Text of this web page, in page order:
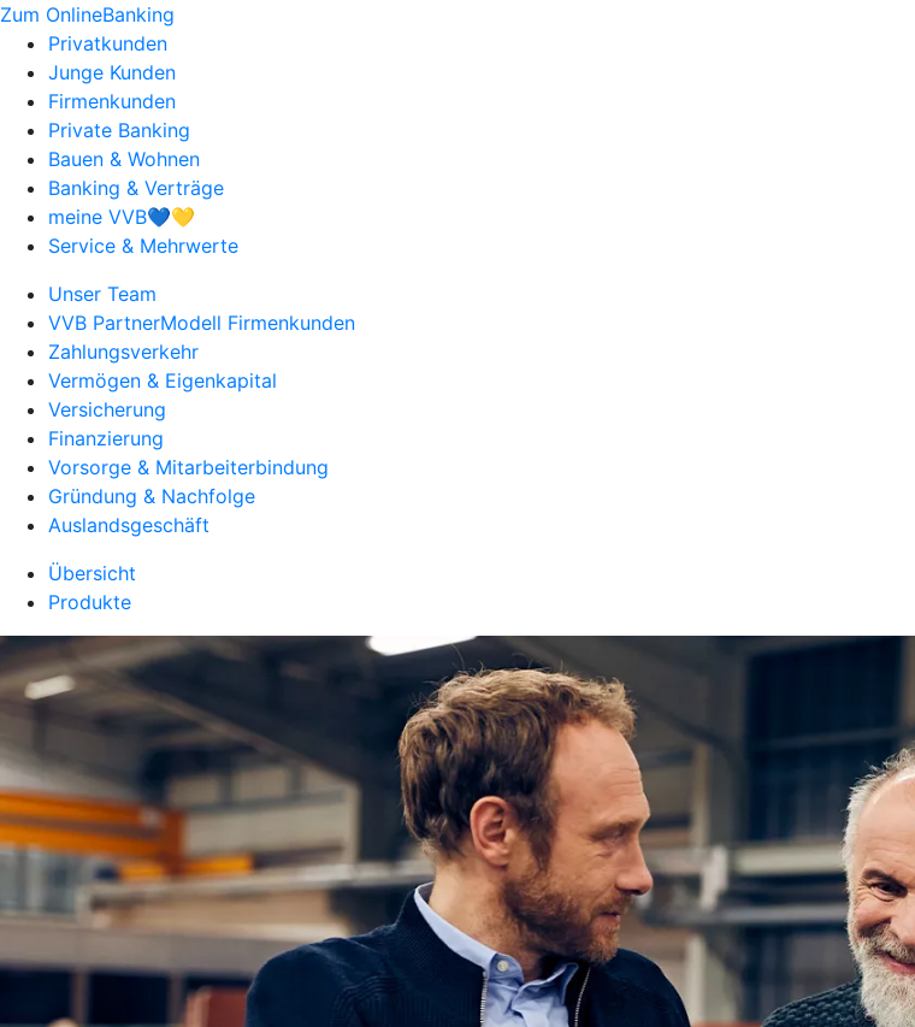
Zum OnlineBanking
Privatkunden
Junge Kunden
Firmenkunden
Private Banking
Bauen & Wohnen
Banking & Verträge
meine VVB💙💛
Service & Mehrwerte
Unser Team
VVB PartnerModell Firmenkunden
Zahlungsverkehr
Vermögen & Eigenkapital
Versicherung
Finanzierung
Vorsorge & Mitarbeiterbindung
Gründung & Nachfolge
Auslandsgeschäft
Übersicht
Produkte